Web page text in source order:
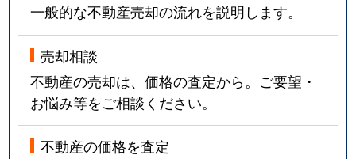
一般的な不動産売却の流れを説明します。
売却相談
不動産の売却は、価格の査定から。ご要望・
お悩み等をご相談ください。
不動産の価格を査定